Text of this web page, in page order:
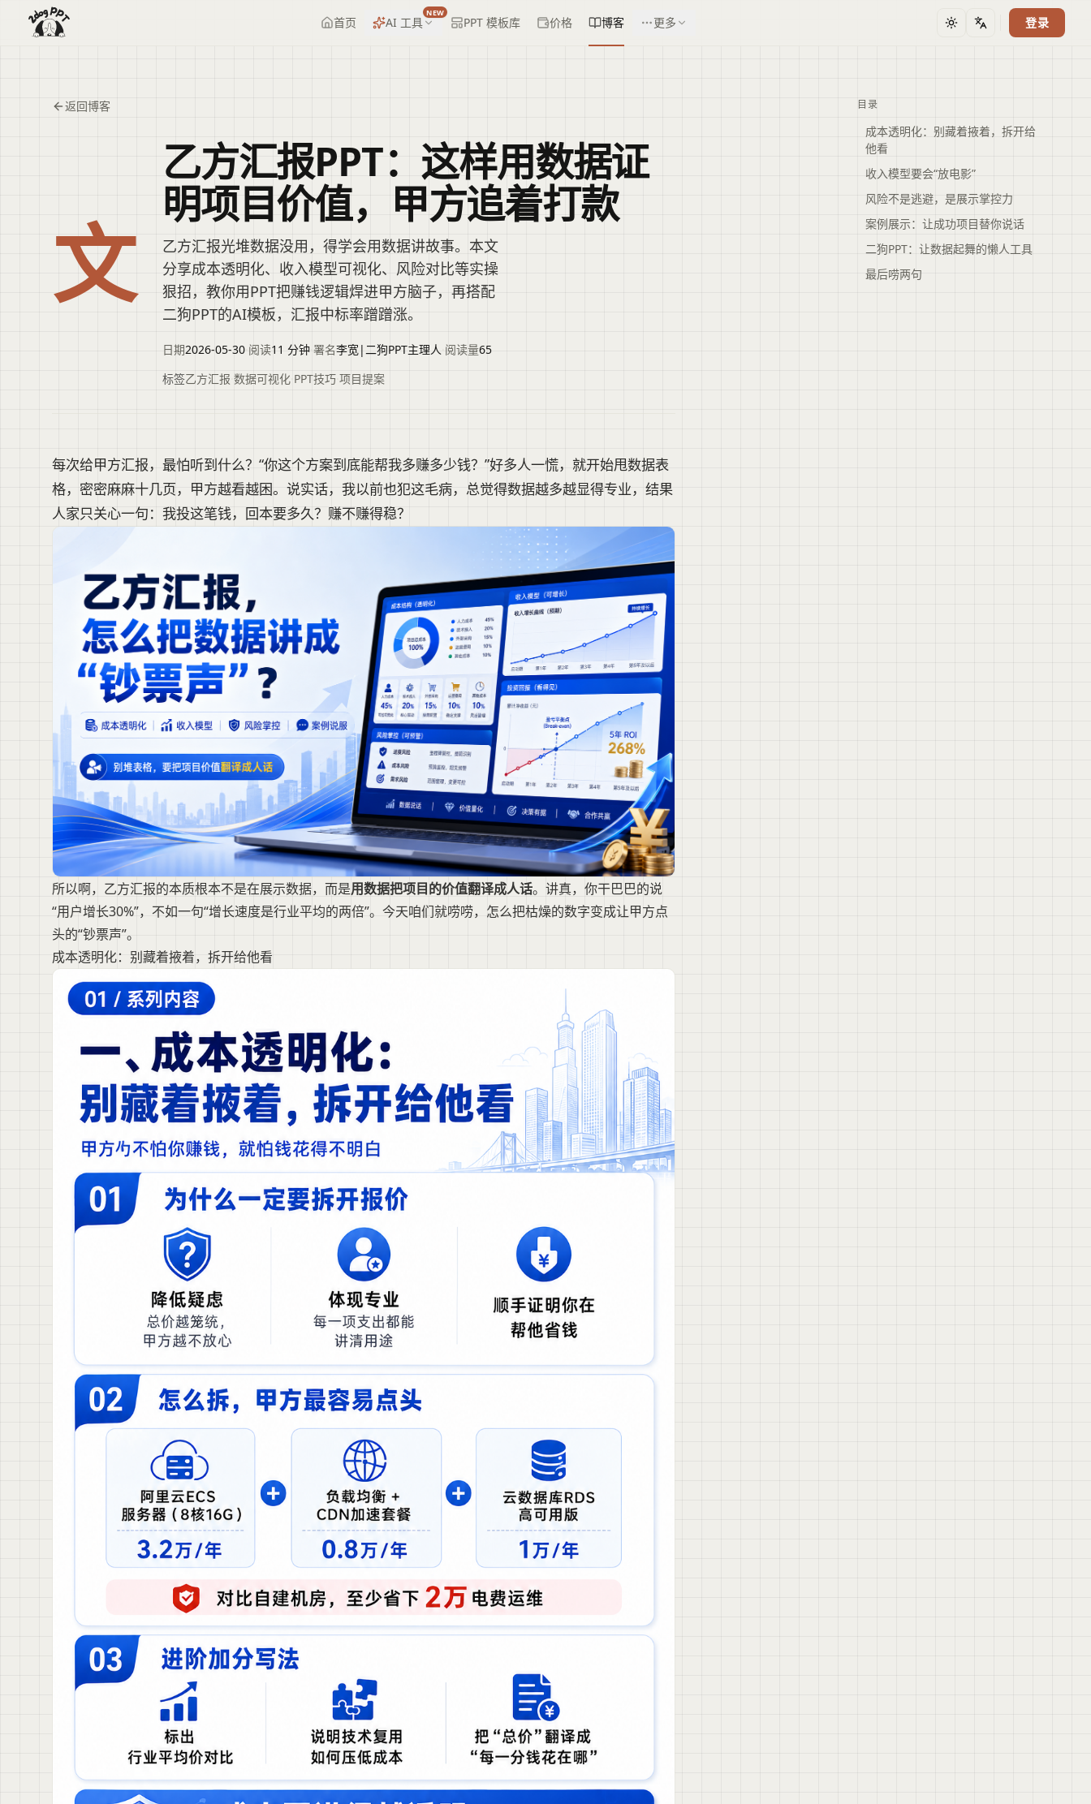
首页 AI 工具
NEW
PPT 模板库 价格 博客 更多 主题 语言 登录
返回博客
文
乙方汇报PPT：这样用数据证
明项目价值，甲方追着打款
乙方汇报光堆数据没用，得学会用数据讲故事。本文
分享成本透明化、收入模型可视化、风险对比等实操
狠招，教你用PPT把赚钱逻辑焊进甲方脑子，再搭配
二狗PPT的AI模板，汇报中标率蹭蹭涨。
日期2026-05-30 阅读11 分钟 署名李宽|二狗PPT主理人 阅读量65
标签乙方汇报 数据可视化 PPT技巧 项目提案
每次给甲方汇报，最怕听到什么？“你这个方案到底能帮我多赚多少钱？”好多人一慌，就开始甩数据表
格，密密麻麻十几页，甲方越看越困。说实话，我以前也犯这毛病，总觉得数据越多越显得专业，结果
人家只关心一句：我投这笔钱，回本要多久？赚不赚得稳？
所以啊，乙方汇报的本质根本不是在展示数据，而是用数据把项目的价值翻译成人话。讲真，你干巴巴的说
“用户增长30%”，不如一句“增长速度是行业平均的两倍”。今天咱们就唠唠，怎么把枯燥的数字变成让甲方点
头的“钞票声”。
成本透明化：别藏着掖着，拆开给他看
目录
成本透明化：别藏着掖着，拆开给
他看
收入模型要会“放电影”
风险不是逃避，是展示掌控力
案例展示：让成功项目替你说话
二狗PPT：让数据起舞的懒人工具
最后唠两句